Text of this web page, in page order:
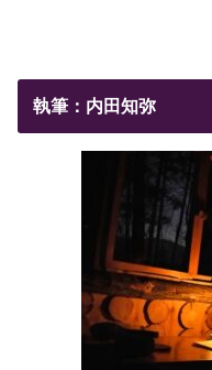
執筆：内田知弥